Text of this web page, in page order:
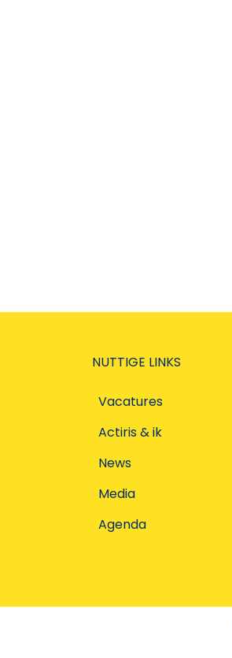
NUTTIGE LINKS
Vacatures
Actiris & ik
News
Media
Agenda